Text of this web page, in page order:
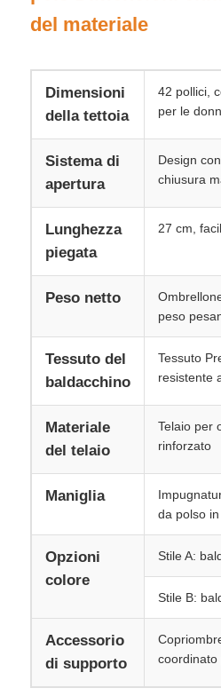
Controllo di qualità
notizie
Tutti i casi
Richiedere un preventivo
ombrelli di golf
Ombrelli compatti
ombrelli promozionali
Ombrelli a prova di vento
Ombrelli automatici aperti
Ombrelli a manico in legno
del materiale
Dimensioni
della tettoia
42 pollici,
per le
Sistema di
apertura
Design
chiusura
Lunghezza
piegata
27 cm,
Peso netto
peso
Tessuto del
baldacchino
Tessuto
resistente
Materiale
del telaio
Telaio per
rinforzato
Maniglia
da polso
Opzioni
colore
Stile A:
Stile B:
Accessorio
di supporto